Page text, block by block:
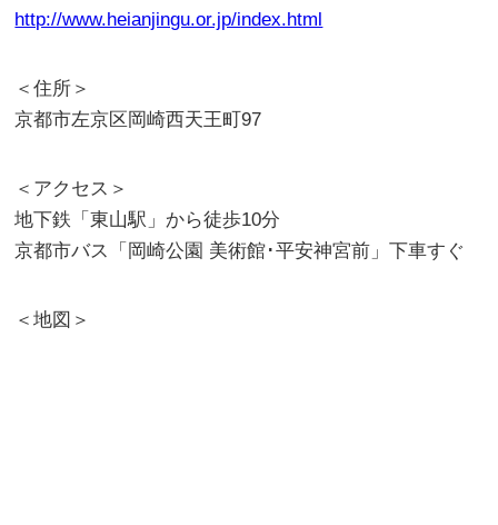
http://www.heianjingu.or.jp/index.html
＜住所＞
京都市左京区岡崎西天王町97
＜アクセス＞
地下鉄「東山駅」から徒歩10分
京都市バス「岡崎公園 美術館･平安神宮前」下車すぐ
＜地図＞